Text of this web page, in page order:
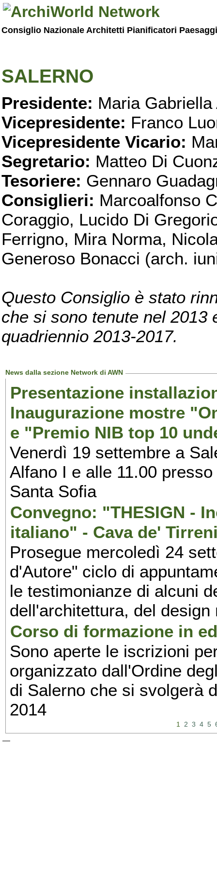
Consiglio Nazionale Architetti Pianificatori
SALERNO
Presidente: Maria Gabriella
Vicepresidente: Franco
Vicepresidente Vicario:
Segretario: Matteo Di
Tesoriere: Gennaro
Consiglieri: Marcoalfonso
Coraggio, Lucido Di
Ferrigno, Mira Norma,
Generoso Bonacci (arch.
Questo Consiglio è stato
che si sono tenute nel 2013
quadriennio 2013-2017.
News dalla sezione Network di AWN
Presentazione
Inaugurazione mostre
e "Premio NIB top 10
Venerdì 19 settembre a
Alfano I e alle 11.00
Santa Sofia
Convegno: "THESIGN -
italiano" - Cava de'
Prosegue mercoledì 24
d'Autore" ciclo di
le testimonianze di alcuni
dell'architettura, del
Corso di formazione in
Sono aperte le iscrizioni
organizzato dall'Ordine
di Salerno che si svolgerà
2014
1 2 3 4 5